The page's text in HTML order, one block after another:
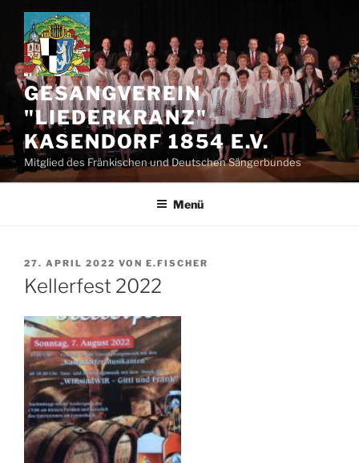
Zum
Inhalt
springen
GESANGVEREIN
"LIEDERKRANZ"
KASENDORF 1854 E.V.
Mitglied des Fränkischen und Deutschen Sängerbundes
Menü
VERÖFFENTLICHT
AM
27. APRIL 2022 VON E.FISCHER
Kellerfest 2022